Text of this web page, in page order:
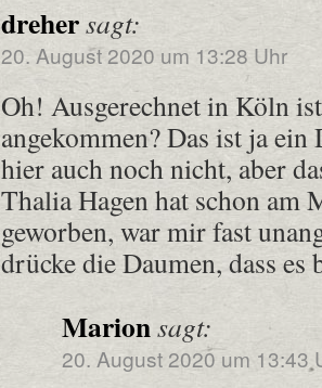
drehersagt:
20. August 2020 um 13:28 Uhr
Oh! Ausgerechnet in Köln
angekommen? Das ist ja
hier auch noch nicht, aber
Thalia Hagen hat schon am
geworben, war mir fast
drücke die Daumen, dass
Marionsagt:
20. August 2020 um 13:43